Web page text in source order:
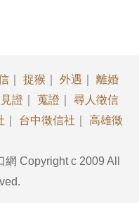
捉猴 外遇
離婚
證 蒐證
尋人徵信
台中徵信社
高雄徵
網 Copyright c 2009 All